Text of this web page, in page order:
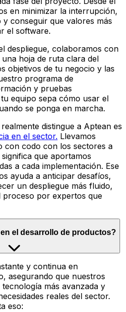
en minimizar la interrupción,
conseguir que valores más
el software.
despliegue, colaboramos con
hoja de ruta clara del
objetivos de tu negocio y las
programa de
y pruebas
equipo sepa cómo usar el
se ponga en marcha.
distingue a Aptean es
en el sector. Llevamos
con codo con los sectores a
que aportamos
a cada implementación. Ese
ayuda a anticipar desafíos,
un despliegue más fluido,
por expertos que
el desarrollo de productos?
y continua en
asegurando que nuestros
más avanzada y
reales del sector.
eso: